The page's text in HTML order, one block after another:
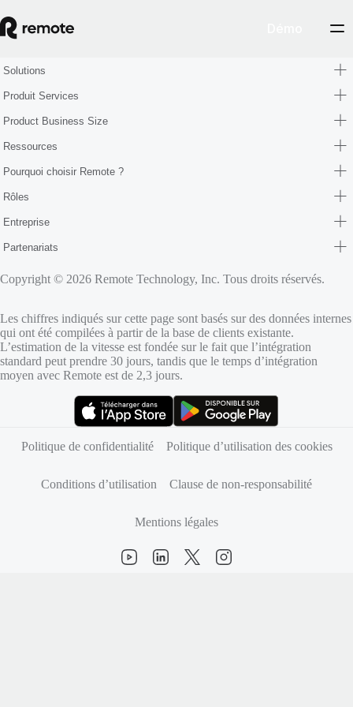
Solutions
Produit Services
Product Business Size
Ressources
Pourquoi choisir Remote ?
Rôles
Entreprise
Partenariats
Copyright © 2026 Remote Technology, Inc. Tous droits réservés.
Les chiffres indiqués sur cette page sont basés sur des données internes
qui ont été compilées à partir de la base de clients existante.
L’estimation de la vitesse est fondée sur le fait que l’intégration
standard peut prendre 30 jours, tandis que le temps d’intégration
moyen avec Remote est de 2,3 jours.
Politique de confidentialité
Politique d’utilisation des cookies
Conditions d’utilisation Clause de non-responsabilité
Mentions légales